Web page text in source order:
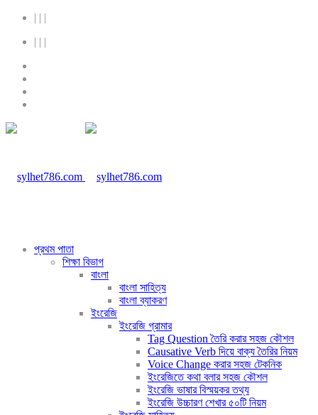
| | |
| | |
প্রথম পাতা
শিক্ষা বিভাগ
বাংলা
বাংলা সাহিত্য
বাংলা ব্যাকরণ
ইংরেজি
ইংরেজি গ্রামার
Tag Question তৈরি করার সহজ কৌশল
Causative Verb দিয়ে বাক্য তৈরির নিয়ম
Voice Change করার সহজ টেকনিক
ইংরেজিতে কথা বলার সহজ কৌশল
ইংরেজি ভাষার বিস্ময়কর তথ্য
ইংরেজি উচ্চারণ শেখার ৫০টি নিয়ম